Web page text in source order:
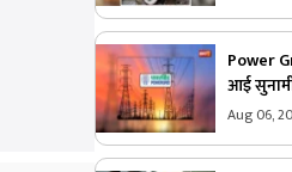
Power
आई
होश, क्या
Aug 06,